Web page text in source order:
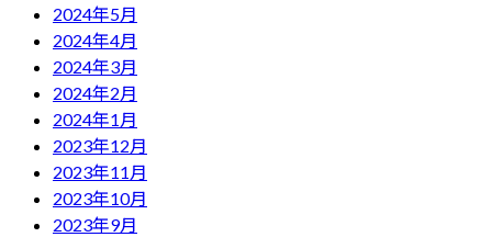
2024年5月
2024年4月
2024年3月
2024年2月
2024年1月
2023年12月
2023年11月
2023年10月
2023年9月